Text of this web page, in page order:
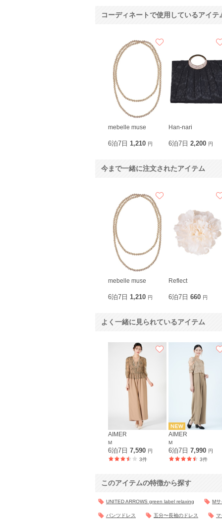
コーディネートで使用しているアイテ
mebelle muse
6泊7日 1,210 円
Han-nari
6泊7日2,200 円
今まで一緒に注文されたアイテム
mebelle muse
6泊7日 1,210 円
Reflect
6泊7日660 円
よく一緒に見られているアイテム
AIMER
M
6泊7日 7,590 円
3件
AIMER
M
6泊7日7,990 円
3件
このアイテムの特徴から探す
UNITED ARROWS green label relaxing M
パンツドレス 五分〜長袖のドレス マ